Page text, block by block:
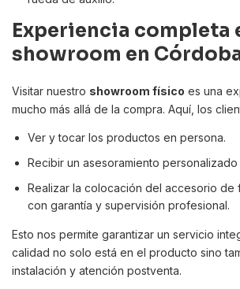
Experiencia completa
showroom en
Visitar nuestro showroom físico es una
mucho más allá de la compra. Aquí, los
Ver y tocar los productos en persona.
Recibir un asesoramiento
Realizar la colocación del accesorio de
con garantía y supervisión profesional.
Esto nos permite garantizar un servicio
calidad no solo está en el producto sino
instalación y atención postventa.